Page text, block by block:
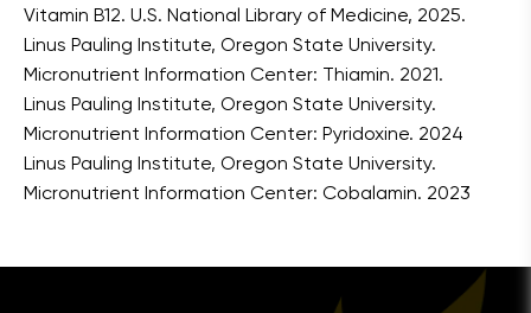
Vitamin B12. U.S. National Library of Medicine, 2025.
Linus Pauling Institute, Oregon State University.
Micronutrient Information Center: Thiamin. 2021.
Linus Pauling Institute, Oregon State University.
Micronutrient Information Center: Pyridoxine. 2024
Linus Pauling Institute, Oregon State University.
Micronutrient Information Center: Cobalamin. 2023